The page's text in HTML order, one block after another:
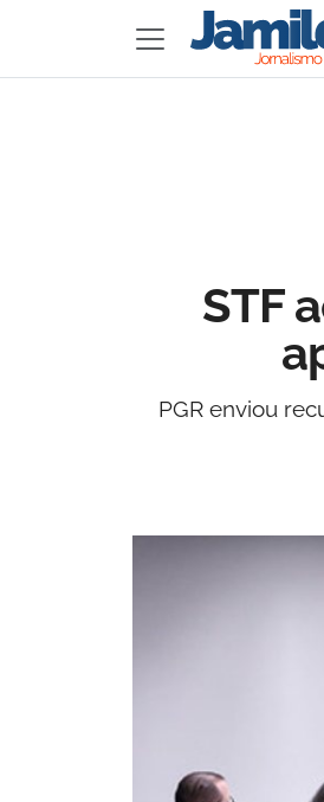
STF
PGR enviou